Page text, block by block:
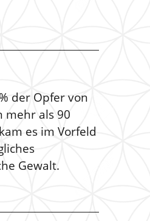
der Opfer von
mehr als 90
es im Vorfeld
Gewalt.